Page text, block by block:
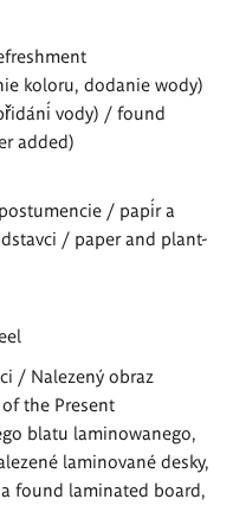
koloru, dodanie wody)
vody) / found
added)
/ papír a
/ paper and plant-
/ Nalezený obraz
the Present
blatu laminowanego,
laminované desky,
found laminated board,